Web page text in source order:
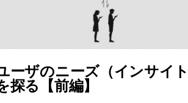
ーザのニーズ（インサイト
探る【前編】